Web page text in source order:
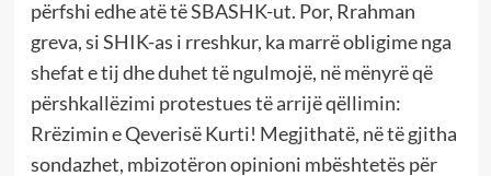
përfshi edhe atë të SBASHK-ut. Por, Rrahman
greva, si SHIK-as i rreshkur, ka marrë obligime nga
shefat e tij dhe duhet të ngulmojë, në mënyrë që
përshkallëzimi protestues të arrijë qëllimin:
Rrëzimin e Qeverisë Kurti! Megjithatë, në të gjitha
sondazhet, mbizotëron opinioni mbështetës për